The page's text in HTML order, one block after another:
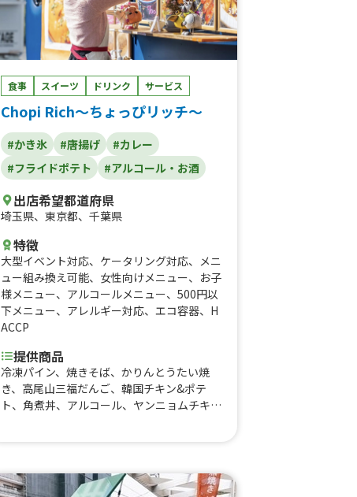
食事 スイーツ ドリンク サービス
Chopi Rich〜ちょっぴリッチ〜
#かき氷 #唐揚げ
#カレー
#フライドポテト
#アルコール・お酒
出店希望都道府県
埼玉県、 東京都、 千葉県
特徴
大型イベント対応、 ケータリング対応、 メニ
ュー組み換え可能、 女性向けメニュー、 お子
様メニュー、 アルコールメニュー、 500円以
下メニュー、 アレルギー対応、 エコ容器、 H
ACCP
提供商品
冷凍パイン、焼きそば、かりんとうたい焼
き、高尾山三福だんご、韓国チキン&ポテ
ト、角煮丼、アルコール、ヤンニョムチキ
ムチキン、カリッ！トロ！大玉揚げたこ焼
き、小豆島産オーリーブハーブソルトのフラ